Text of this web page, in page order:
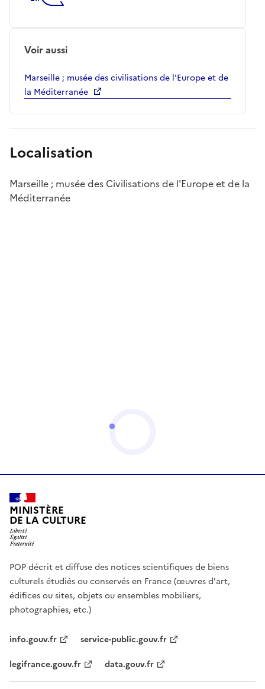
Voir aussi
Marseille ; musée des civilisations de l'Europe et de
la Méditerranée
Localisation
Marseille ; musée des Civilisations de l'Europe et de la
Méditerranée
MINISTÈRE
DE LA CULTURE
POP décrit et diffuse des notices scientifiques de biens
culturels étudiés ou conservés en France (œuvres d'art,
édifices ou sites, objets ou ensembles mobiliers,
photographies, etc.)
info.gouv.fr
service-public.gouv.fr
legifrance.gouv.fr
data.gouv.fr